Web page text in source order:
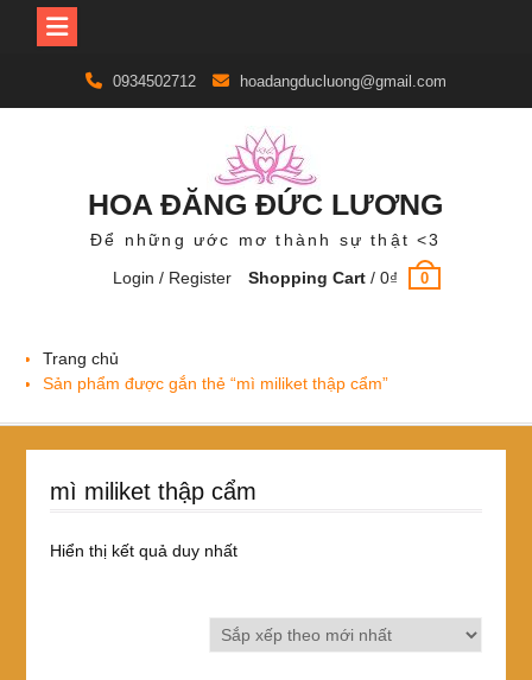
content
0934502712 hoadangducluong@gmail.com
HOA ĐĂNG ĐỨC LƯƠNG
Để những ước mơ thành sự thật <3
Login / Register
Shopping Cart /0₫ 0
Trang chủ
Sản phẩm được gắn thẻ “mì miliket thập cẩm”
mì miliket thập cẩm
Hiển thị kết quả duy nhất